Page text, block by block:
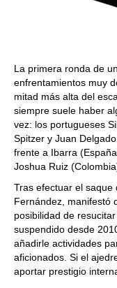
La primera ronda de
enfrentamientos muy
mitad más alta del
siempre suele haber
vez: los portugueses
Spitzer y Juan
frente a Ibarra
Joshua Ruiz
Tras efectuar el saque
Fernández, manifestó
posibilidad de
suspendido desde
añadirle actividades
aficionados. Si el
aportar prestigio